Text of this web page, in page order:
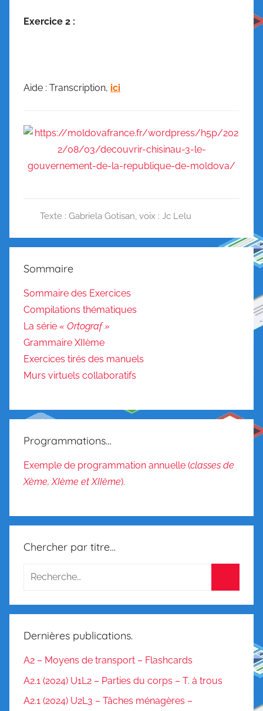
Exercice 2 :
Aide : Transcription, ici
u
o
s
i
n
t
i
f
s
p
e
i
,
Texte : Gabriela Gotisan, voix : Jc Lelu
Sommaire
Sommaire des Exercices
Compilations thématiques
La série « Ortograf »
Grammaire XIIème
Exercices tirés des manuels
Murs virtuels collaboratifs
Programmations…
Exemple de programmation annuelle (classes de
Xème, XIème et XIIème).
Chercher par titre…
Dernières publications.
A2 – Moyens de transport – Flashcards
A2.1 (2024) U1L2 – Parties du corps – T. à trous
A2.1 (2024) U2L3 – Tâches ménagères –